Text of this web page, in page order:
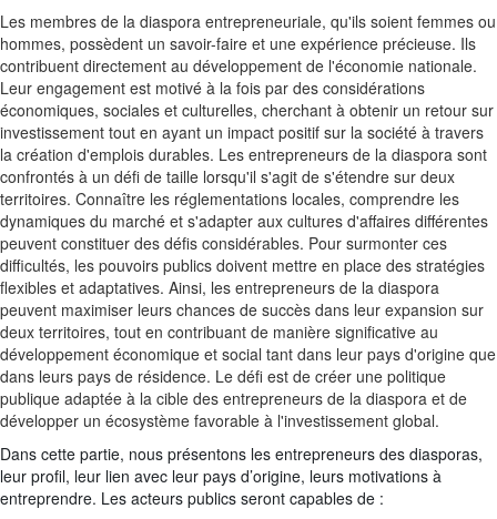
Les membres de la diaspora entrepreneuriale, qu'ils soient femmes ou
hommes, possèdent un savoir-faire et une expérience précieuse. Ils
contribuent directement au développement de l'économie nationale.
Leur engagement est motivé à la fois par des considérations
économiques, sociales et culturelles, cherchant à obtenir un retour sur
investissement tout en ayant un impact positif sur la société à travers
la création d'emplois durables. Les entrepreneurs de la diaspora sont
confrontés à un défi de taille lorsqu'il s'agit de s'étendre sur deux
territoires. Connaître les réglementations locales, comprendre les
dynamiques du marché et s'adapter aux cultures d'affaires différentes
peuvent constituer des défis considérables. Pour surmonter ces
difficultés, les pouvoirs publics doivent mettre en place des stratégies
flexibles et adaptatives. Ainsi, les entrepreneurs de la diaspora
peuvent maximiser leurs chances de succès dans leur expansion sur
deux territoires, tout en contribuant de manière significative au
développement économique et social tant dans leur pays d'origine que
dans leurs pays de résidence. Le défi est de créer une politique
publique adaptée à la cible des entrepreneurs de la diaspora et de
développer un écosystème favorable à l'investissement global.
Dans cette partie, nous présentons les entrepreneurs des diasporas,
leur profil, leur lien avec leur pays d’origine, leurs motivations à
entreprendre. Les acteurs publics seront capables de :